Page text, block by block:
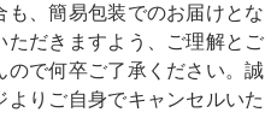
、簡易包装でのお届けと
だきますよう、ご理解と
で何卒ご了承ください。
りご自身でキャンセルい